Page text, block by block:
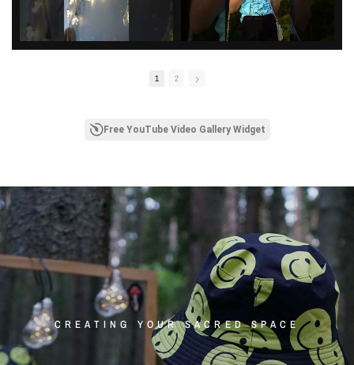
1 2
Free YouTube Video Gallery Widget
CREATING YOUR SACRED SPACE